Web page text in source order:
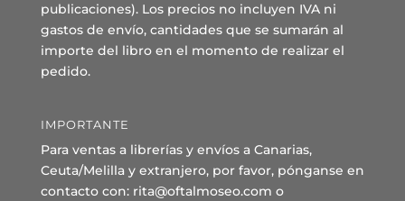
publicaciones). Los precios no incluyen IVA ni
gastos de envío, cantidades que se sumarán al
importe del libro en el momento de realizar el
pedido.
IMPORTANTE
Para ventas a librerías y envíos a Canarias,
Ceuta/Melilla y extranjero, por favor, pónganse en
contacto con: rita@oftalmoseo.com o